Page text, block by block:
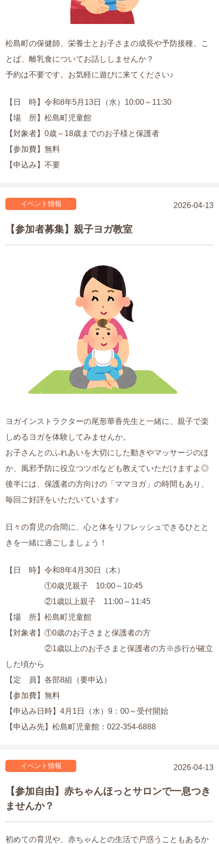
松島町の保健師、栄養士とお子さまの成長や予防接種、こ
とば、離乳食についてお話ししませんか？
予約は不要です。お気軽に遊びに来てください♪
【日 時】令和8年5月13日（水）10:00～11:30
【場 所】松島町児童館
【対象者】0歳～18歳までのお子様と保護者
【参加費】無料
【申込み】不要
2026-04-13
イベント情報
【参加者募集】親子ヨガ教室
ヨガインストラクターの尾形華香先生と一緒に、親子で楽
しめるヨガを体験してみませんか。
お子さんとのふれあいを大切にした動きやマッサージのほ
か、風邪予防に役立つツボなども教えていただけますよ◎
後半には、保護者の方向けの「ママヨガ」の時間もあり、
毎回ご好評をいただいています♪
日々の育児の合間に、心と体をリフレッシュできるひとと
きを一緒に過ごしましょう！
【日 時】令和8年4月30日（木）
①0歳児親子 10:00～10:45
②1歳以上親子 11:00～11:45
【場 所】松島町児童館
【対象者】①0歳のお子さまと保護者の方
②1歳以上のお子さまと保護者の方※歩行が確立
した頃から
【定 員】各部8組（要申込）
【参加費】無料
【申込み日時】4月1日（水）9：00～受付開始
【申込み先】松島町児童館：022-354-6888
2026-04-13
イベント情報
【参加自由】赤ちゃんほっとサロンで一息つき
ませんか？
初めての育児や、赤ちゃんとの生活で戸惑うこともあるか